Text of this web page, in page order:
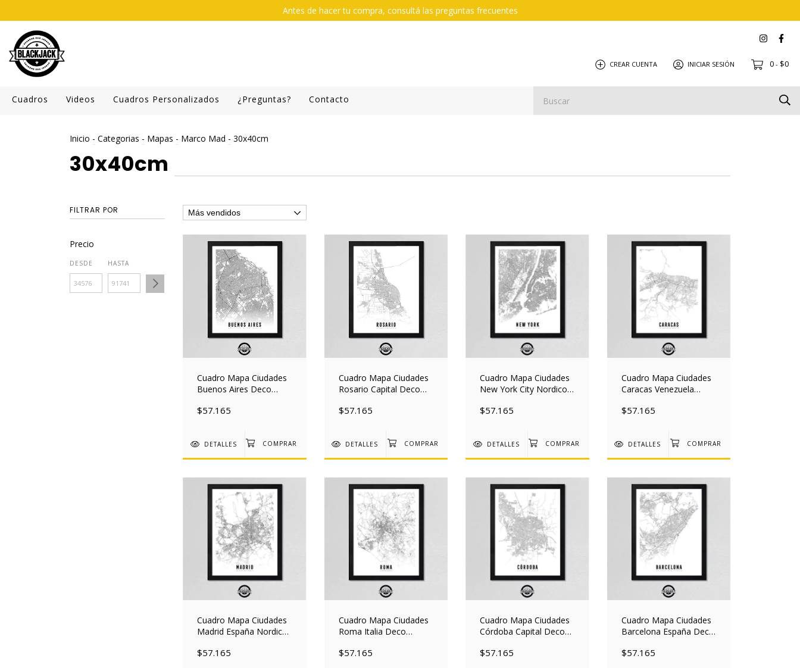
Antes de hacer tu compra, consultá las preguntas frecuentes
CREAR CUENTA INICIAR SESIÓN 0 - $0
Cuadros Videos Cuadros Personalizados ¿Preguntas? Contacto
Inicio - Categorias - Mapas - Marco Mad - 30x40cm
30x40cm
FILTRAR POR
Precio
DESDE HASTA
Cuadro Mapa Ciudades
Buenos Aires Deco
$57.165
DETALLES
Cuadro Mapa Ciudades
Rosario Capital Deco
$57.165
DETALLES
Cuadro Mapa Ciudades
New York City Nordico
$57.165
DETALLES
Cuadro Mapa Ciudades
Caracas Venezuela
$57.165
DETALLES
Cuadro Mapa Ciudades
Madrid España Nordico
$57.165
Cuadro Mapa Ciudades
Roma Italia Deco
$57.165
Cuadro Mapa Ciudades
Córdoba Capital Deco
$57.165
Cuadro Mapa Ciudades
Barcelona España Deco
$57.165